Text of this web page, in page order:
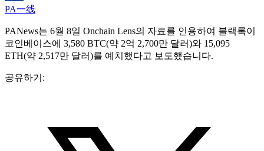
PA一线
PANews는 6월 8일 Onchain Lens의 자료를 인용하여 블랙록이
코인베이스에 3,580 BTC(약 2억 2,700만 달러)와 15,095
ETH(약 2,517만 달러)를 예치했다고 보도했습니다.
공유하기: